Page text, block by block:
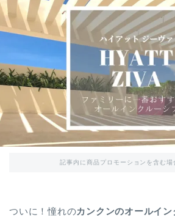
記事内に商品プロモーションを含む場
ついに！憧れのカンクンのオールイ